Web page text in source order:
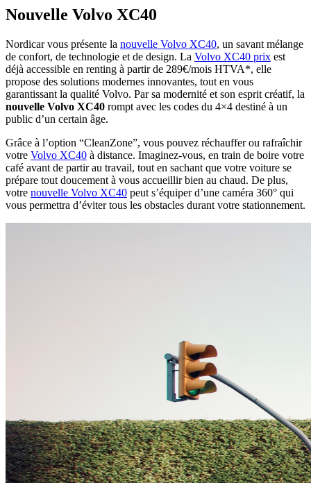
Nouvelle Volvo XC40
Nordicar vous présente la nouvelle Volvo XC40, un savant mélange
de confort, de technologie et de design. La Volvo XC40 prix est
déjà accessible en renting à partir de 289€/mois HTVA*, elle
propose des solutions modernes innovantes, tout en vous
garantissant la qualité Volvo. Par sa modernité et son esprit créatif, la
nouvelle Volvo XC40 rompt avec les codes du 4×4 destiné à un
public d’un certain âge.
Grâce à l’option “CleanZone”, vous pouvez réchauffer ou rafraîchir
votre Volvo XC40 à distance. Imaginez-vous, en train de boire votre
café avant de partir au travail, tout en sachant que votre voiture se
prépare tout doucement à vous accueillir bien au chaud. De plus,
votre nouvelle Volvo XC40 peut s’équiper d’une caméra 360° qui
vous permettra d’éviter tous les obstacles durant votre stationnement.